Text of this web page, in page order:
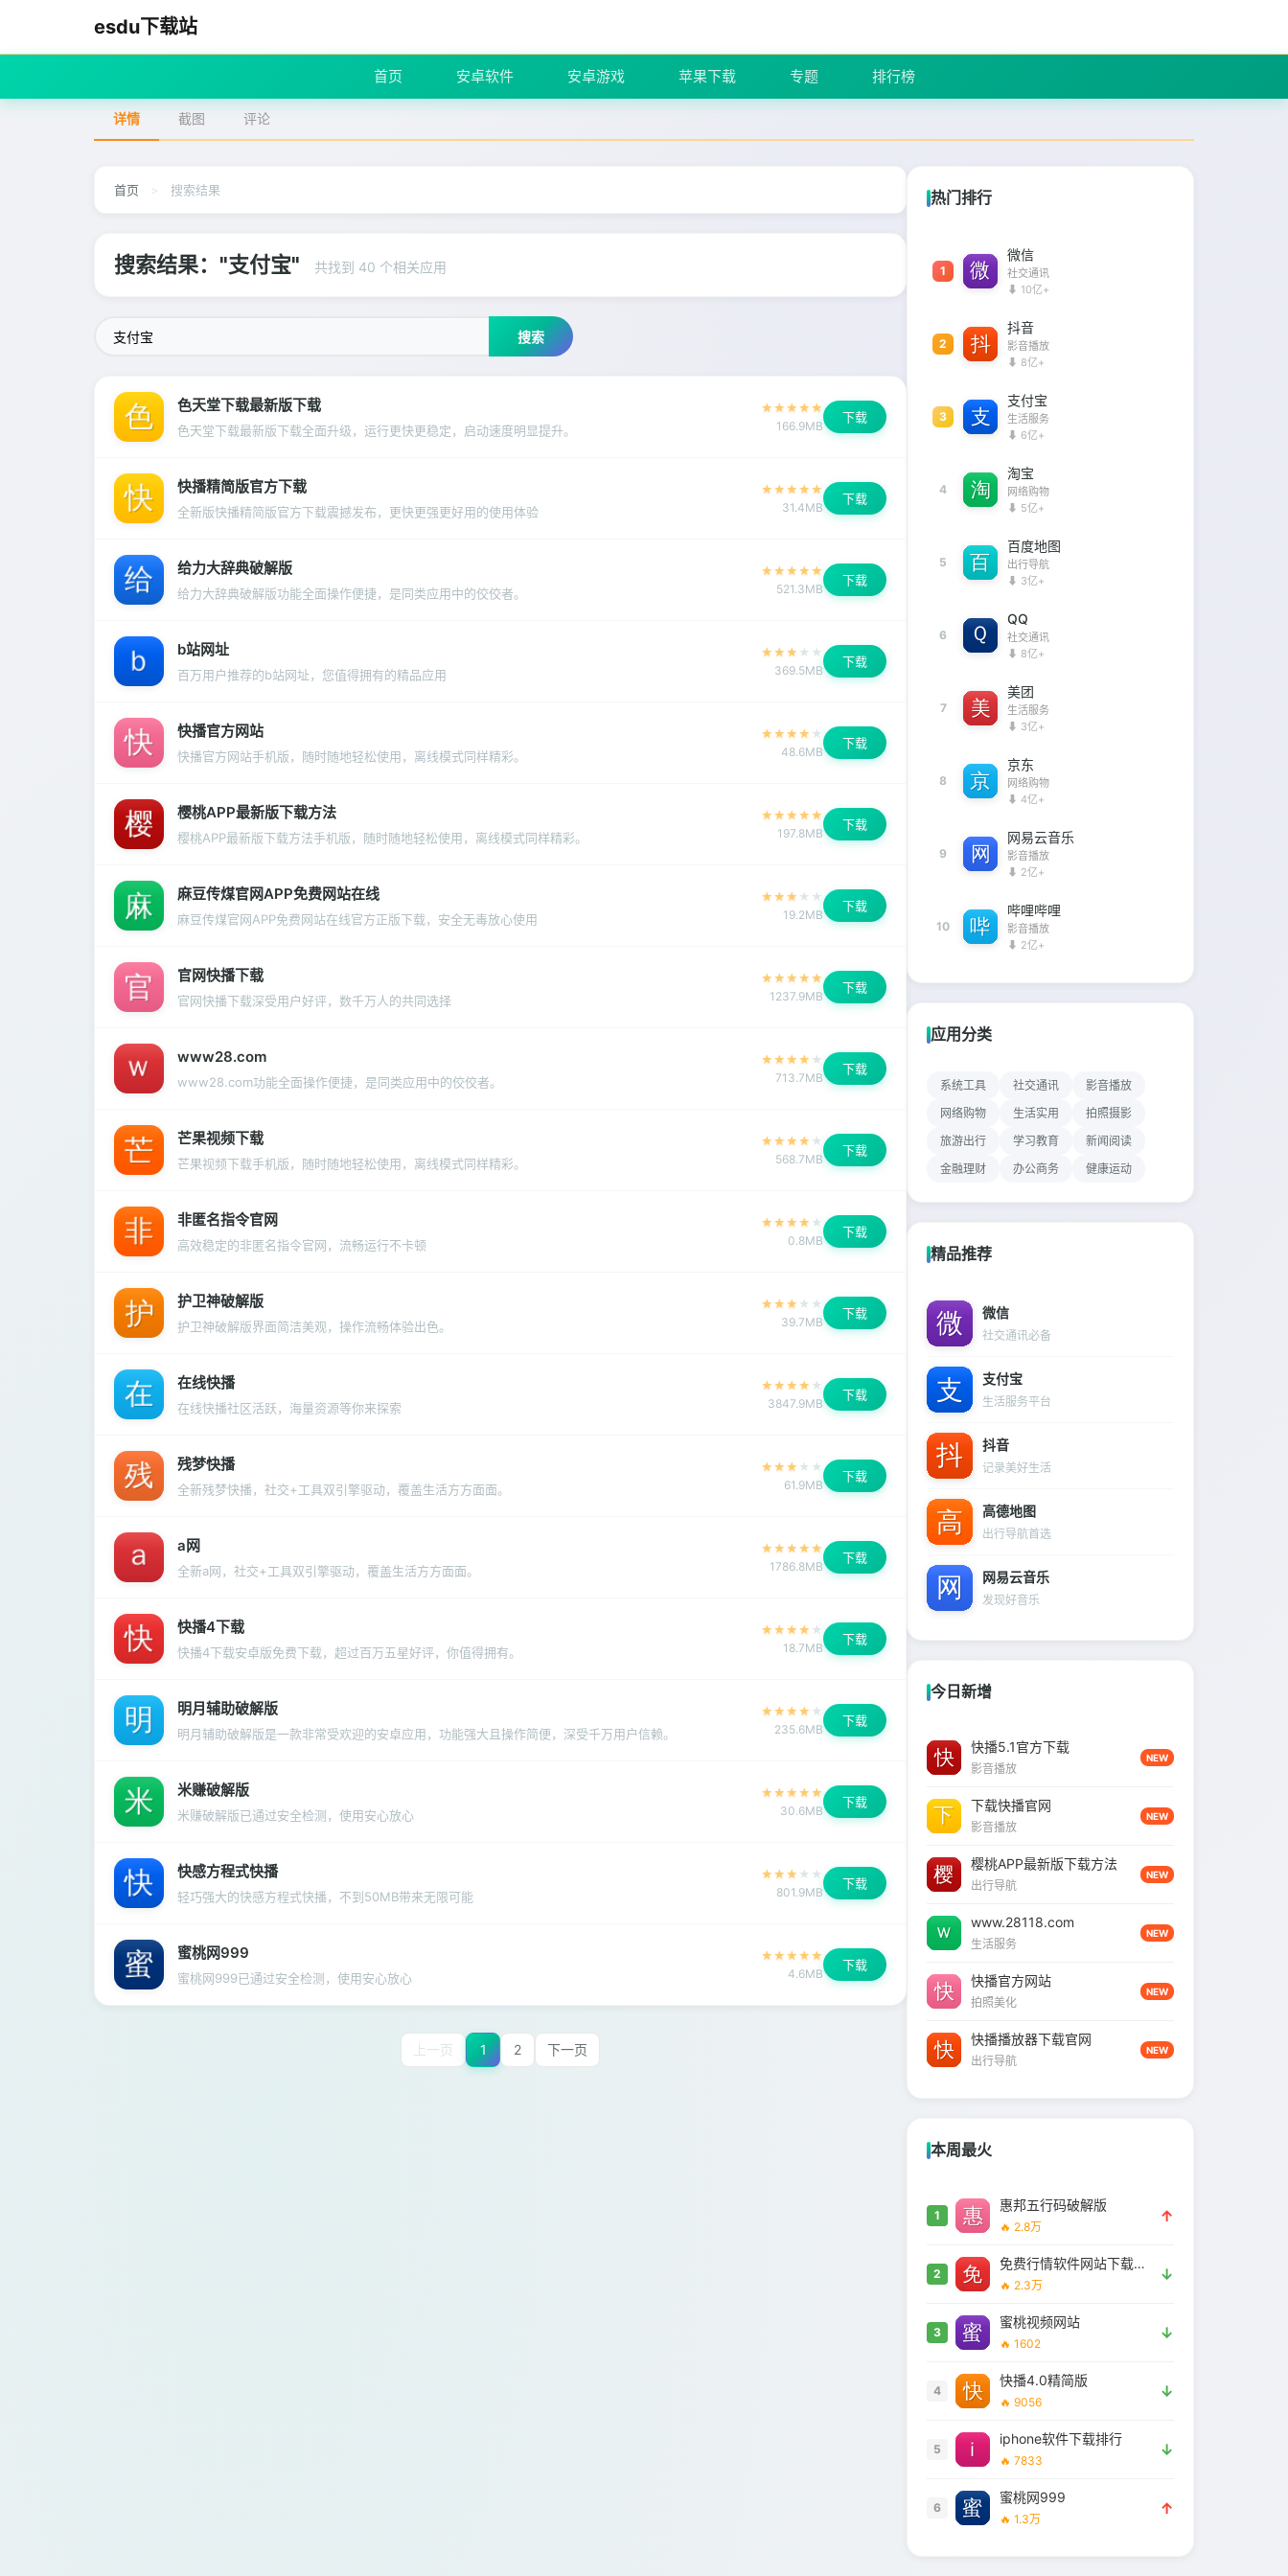
esdu下载站
首页 安卓软件 安卓游戏 苹果下载 专题 排行榜
详情 截图 评论
首页 > 搜索结果
搜索结果："支付宝" 共找到 40 个相关应用
搜索
色天堂下载最新版下载
色天堂下载最新版下载全面升级，运行更快更稳定，启动速度明显提升。
★ ★ ★ ★ ★
166.9MB
下载
快播精简版官方下载
全新版快播精简版官方下载震撼发布，更快更强更好用的使用体验
★ ★ ★ ★ ★
31.4MB
下载
给力大辞典破解版
给力大辞典破解版功能全面操作便捷，是同类应用中的佼佼者。
★ ★ ★ ★ ★
521.3MB
下载
b站网址
百万用户推荐的b站网址，您值得拥有的精品应用
★ ★ ★ ★ ★
369.5MB
下载
快播官方网站
快播官方网站手机版，随时随地轻松使用，离线模式同样精彩。
★ ★ ★ ★ ★
48.6MB
下载
樱桃APP最新版下载方法
樱桃APP最新版下载方法手机版，随时随地轻松使用，离线模式同样精彩。
★ ★ ★ ★ ★
197.8MB
下载
麻豆传煤官网APP免费网站在线
麻豆传煤官网APP免费网站在线官方正版下载，安全无毒放心使用
★ ★ ★ ★ ★
19.2MB
下载
官网快播下载
官网快播下载深受用户好评，数千万人的共同选择
★ ★ ★ ★ ★
1237.9MB
下载
www28.com
www28.com功能全面操作便捷，是同类应用中的佼佼者。
★ ★ ★ ★ ★
713.7MB
下载
芒果视频下载
芒果视频下载手机版，随时随地轻松使用，离线模式同样精彩。
★ ★ ★ ★ ★
568.7MB
下载
非匿名指令官网
高效稳定的非匿名指令官网，流畅运行不卡顿
★ ★ ★ ★ ★
0.8MB
下载
护卫神破解版
护卫神破解版界面简洁美观，操作流畅体验出色。
★ ★ ★ ★ ★
39.7MB
下载
在线快播
在线快播社区活跃，海量资源等你来探索
★ ★ ★ ★ ★
3847.9MB
下载
残梦快播
全新残梦快播，社交+工具双引擎驱动，覆盖生活方方面面。
★ ★ ★ ★ ★
61.9MB
下载
a网
全新a网，社交+工具双引擎驱动，覆盖生活方方面面。
★ ★ ★ ★ ★
1786.8MB
下载
快播4下载
快播4下载安卓版免费下载，超过百万五星好评，你值得拥有。
★ ★ ★ ★ ★
18.7MB
下载
明月辅助破解版
明月辅助破解版是一款非常受欢迎的安卓应用，功能强大且操作简便，深受千万用户信赖。
★ ★ ★ ★ ★
235.6MB
下载
米赚破解版
米赚破解版已通过安全检测，使用安心放心
★ ★ ★ ★ ★
30.6MB
下载
快感方程式快播
轻巧强大的快感方程式快播，不到50MB带来无限可能
★ ★ ★ ★ ★
801.9MB
下载
蜜桃网999
蜜桃网999已通过安全检测，使用安心放心
★ ★ ★ ★ ★
4.6MB
下载
上一页 1 2 下一页
热门排行
1
微信
社交通讯
⬇ 10亿+
2
抖音
影音播放
⬇ 8亿+
3
支付宝
生活服务
⬇ 6亿+
4
淘宝
网络购物
⬇ 5亿+
5
百度地图
出行导航
⬇ 3亿+
6
QQ
社交通讯
⬇ 8亿+
7
美团
生活服务
⬇ 3亿+
8
京东
网络购物
⬇ 4亿+
9
网易云音乐
影音播放
⬇ 2亿+
10
哔哩哔哩
影音播放
⬇ 2亿+
应用分类
系统工具 社交通讯
影音播放
网络购物
生活实用
拍照摄影
旅游出行
学习教育
新闻阅读
金融理财
办公商务 健康运动
精品推荐
微信
社交通讯必备
支付宝
生活服务平台
抖音
记录美好生活
高德地图
出行导航首选
网易云音乐
发现好音乐
今日新增
快播5.1官方下载
影音播放
NEW
下载快播官网
影音播放
NEW
樱桃APP最新版下载方法
出行导航
NEW
www.28118.com
生活服务
NEW
快播官方网站
拍照美化
NEW
快播播放器下载官网
出行导航
NEW
本周最火
1
惠邦五行码破解版
🔥 2.8万
↑
2
免费行情软件网站下载大全安全吗
🔥 2.3万
↓
3
蜜桃视频网站
🔥 1602
↓
4
快播4.0精简版
🔥 9056
↓
5
iphone软件下载排行
🔥 7833
↓
6
蜜桃网999
🔥 1.3万
↑